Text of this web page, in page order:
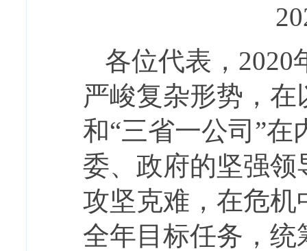
各位代表，2020
严峻复杂形势，
和“三省一公司”
委、政府的坚强
攻坚克难，在危
全年目标任务，